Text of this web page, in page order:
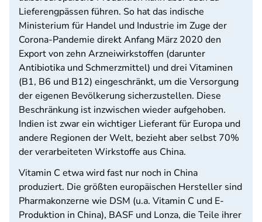
Lieferengpässen führen. So hat das indische
Ministerium für Handel und Industrie im Zuge der
Corona-Pandemie direkt Anfang März 2020 den
Export von zehn Arzneiwirkstoffen (darunter
Antibiotika und Schmerzmittel) und drei Vitaminen
(B1, B6 und B12) eingeschränkt, um die Versorgung
der eigenen Bevölkerung sicherzustellen. Diese
Beschränkung ist inzwischen wieder aufgehoben.
Indien ist zwar ein wichtiger Lieferant für Europa und
andere Regionen der Welt, bezieht aber selbst 70%
der verarbeiteten Wirkstoffe aus China.
Vitamin C etwa wird fast nur noch in China
produziert. Die größten europäischen Hersteller sind
Pharmakonzerne wie DSM (u.a. Vitamin C und E-
Produktion in China), BASF und Lonza, die Teile ihrer